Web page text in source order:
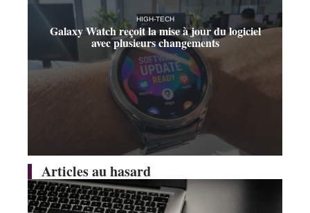
HIGH-TECH
Galaxy Watch reçoit la mise à jour du logiciel
avec plusieurs changements
Articles au hasard